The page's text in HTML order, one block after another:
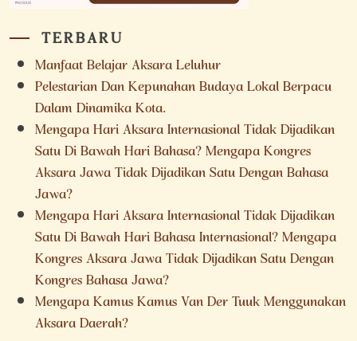
TERBARU
Manfaat Belajar Aksara Leluhur
Pelestarian Dan Kepunahan Budaya Lokal Berpacu
Dalam Dinamika Kota.
Mengapa Hari Aksara Internasional Tidak Dijadikan
Satu Di Bawah Hari Bahasa? Mengapa Kongres
Aksara Jawa Tidak Dijadikan Satu Dengan Bahasa
Jawa?
Mengapa Hari Aksara Internasional Tidak Dijadikan
Satu Di Bawah Hari Bahasa Internasional? Mengapa
Kongres Aksara Jawa Tidak Dijadikan Satu Dengan
Kongres Bahasa Jawa?
Mengapa Kamus Kamus Van Der Tuuk Menggunakan
Aksara Daerah?